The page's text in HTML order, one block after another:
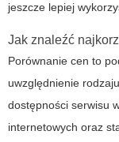
jeszcze lepiej
Jak znaleźć
Porównanie cen to
uwzględnienie
dostępności serwisu
internetowych oraz